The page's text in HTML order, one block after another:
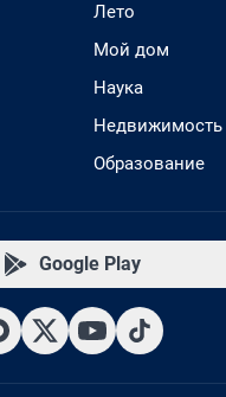
Лето
Мой дом
Наука
Недвижимость
Образование
Google Play